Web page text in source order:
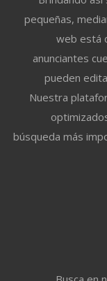
pequeñas,
web está
anunciantes
pueden
Nuestra
búsqueda más